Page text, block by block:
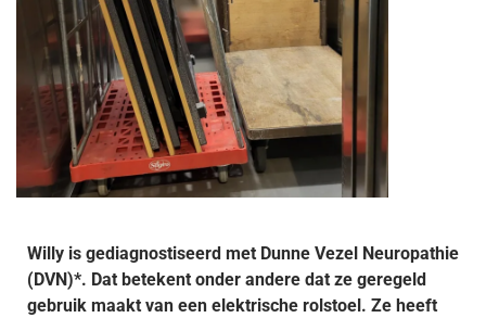
Willy is gediagnostiseerd met Dunne Vezel Neuropathie
(DVN)*. Dat betekent onder andere dat ze geregeld
gebruik maakt van een elektrische rolstoel. Ze heeft